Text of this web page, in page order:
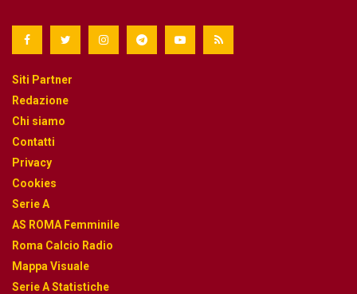
Siti Partner
Redazione
Chi siamo
Contatti
Privacy
Cookies
Serie A
AS ROMA Femminile
Roma Calcio Radio
Mappa Visuale
Serie A Statistiche